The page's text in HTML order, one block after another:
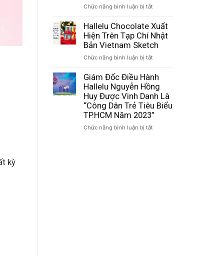
quốc
–
Hành
hạt
ca
cao
Việt
vươn
Với
Chứng
Nhận
HACCP
Codex
2020
Chức năng bình luận bị tắt
Gì
Khiến
Hallelu
Trên
Báo
Nhật
(Hataraku
Mama)?
Hallelu Chocolate Xuất
Hiện Trên Tạp Chí Nhật
Bản Vietnam Sketch
Chức năng bình luận bị tắt
Chocolate
Xuất
Hiện
Trên
Tạp
Giám Đốc Điều Hành
Hallelu Nguyễn Hồng
Huy Được Vinh Danh Là
“Công Dân Trẻ Tiêu Biểu
TP.HCM Năm 2023”
Chức năng bình luận bị tắt
kỳ